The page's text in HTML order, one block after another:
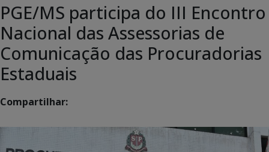
PGE/MS participa do III Encontro
Nacional das Assessorias de
Comunicação das Procuradorias
Estaduais
Compartilhar: